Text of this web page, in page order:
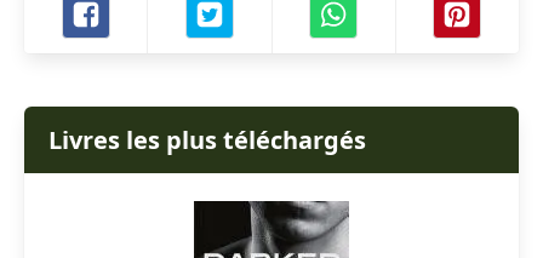
Livres les plus téléchargés